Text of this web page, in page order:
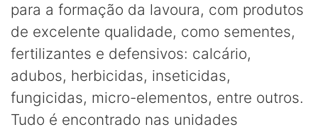
para a formação da lavoura, com produtos
de excelente qualidade, como sementes,
fertilizantes e defensivos: calcário,
adubos, herbicidas, inseticidas,
fungicidas, micro-elementos, entre outros.
Tudo é encontrado nas unidades